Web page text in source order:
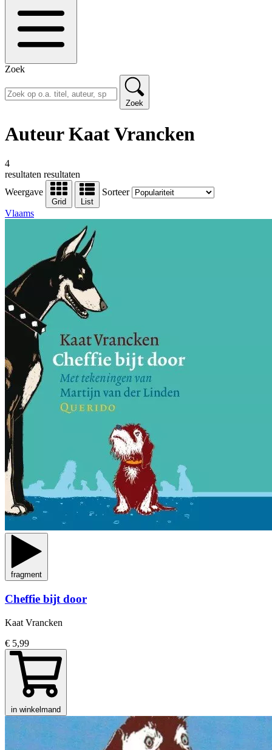
Zoek
Zoek
Auteur Kaat Vrancken
4
resultaten resultaten
Weergave
Grid List
Sorteer
Vlaams
fragment
Cheffie bijt door
Kaat Vrancken
€ 5,99
in winkelmand